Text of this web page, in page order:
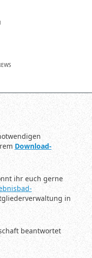
Download-
ihr euch gerne
in
beantwortet